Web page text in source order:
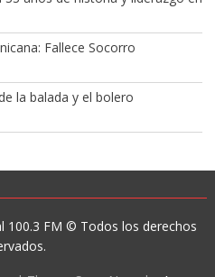
Fallece Socorro
la balada y el bolero
100.3 FM © Todos los derechos